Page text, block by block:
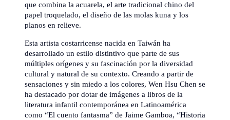
que combina la acuarela, el arte tradicional chino del
papel troquelado, el diseño de las molas kuna y los
planos en relieve.
Esta artista costarricense nacida en Taiwán ha
desarrollado un estilo distintivo que parte de sus
múltiples orígenes y su fascinación por la diversidad
cultural y natural de su contexto. Creando a partir de
sensaciones y sin miedo a los colores, Wen Hsu Chen se
ha destacado por dotar de imágenes a libros de la
literatura infantil contemporánea en Latinoamérica
como “El cuento fantasma” de Jaime Gamboa, “Historia